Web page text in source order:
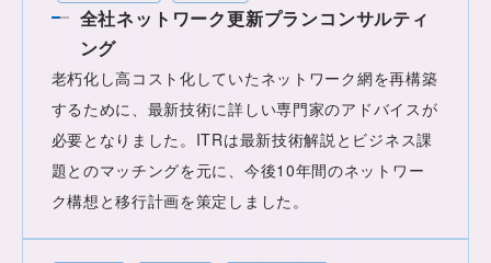
全社ネットワーク更新プランコンサルティ
ング
老朽化し高コスト化していたネットワーク網を再構築
するために、最新技術に詳しい専門家のアドバイスが
必要となりました。ITRは最新技術解説とビジネス課
題とのマッチングを元に、今後10年間のネットワー
ク構想と移行計画を策定しました。